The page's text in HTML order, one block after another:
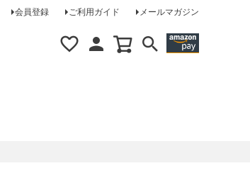
会員登録 ご利用ガイド メールマガジン